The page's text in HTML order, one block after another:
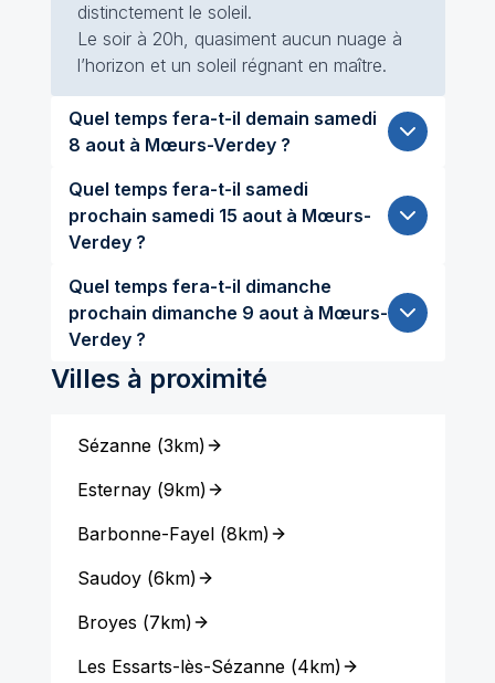
distinctement le soleil.
Le soir à 20h, quasiment aucun nuage à
l’horizon et un soleil régnant en maître.
Quel temps fera-t-il demain samedi
8 aout à Mœurs-Verdey ?
Quel temps fera-t-il samedi
prochain samedi 15 aout à Mœurs-
Verdey ?
Quel temps fera-t-il dimanche
prochain dimanche 9 aout à Mœurs-
Verdey ?
Villes à proximité
Sézanne(3km)
Esternay(9km)
Barbonne-Fayel(8km)
Saudoy(6km)
Broyes (7km)
Les Essarts-lès-Sézanne(4km)